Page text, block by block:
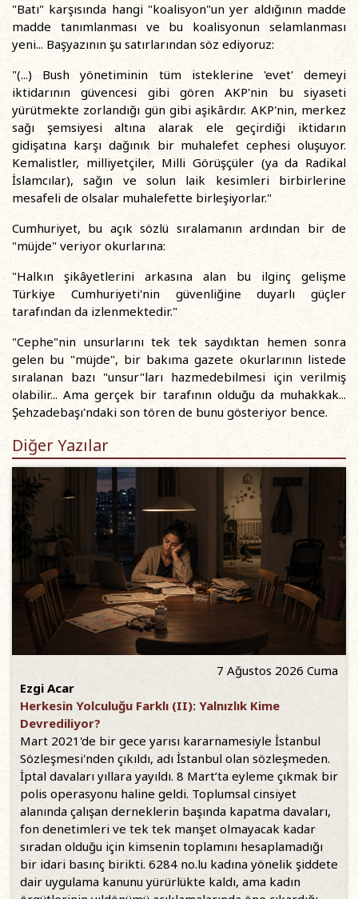
"Batı" karşısında hangi "koalisyon"un yer aldığının madde
madde tanımlanması ve bu koalisyonun selamlanması
yeni... Başyazının şu satırlarından söz ediyoruz:
"(...) Bush yönetiminin tüm isteklerine 'evet' demeyi
iktidarının güvencesi gibi gören AKP'nin bu siyaseti
yürütmekte zorlandığı gün gibi aşikârdır. AKP'nin, merkez
sağı şemsiyesi altına alarak ele geçirdiği iktidarın
gidişatına karşı dağınık bir muhalefet cephesi oluşuyor.
Kemalistler, milliyetçiler, Milli Görüşçüler (ya da Radikal
İslamcılar), sağın ve solun laik kesimleri birbirlerine
mesafeli de olsalar muhalefette birleşiyorlar."
Cumhuriyet, bu açık sözlü sıralamanın ardından bir de
"müjde" veriyor okurlarına:
"Halkın şikâyetlerini arkasına alan bu ilginç gelişme
Türkiye Cumhuriyeti'nin güvenliğine duyarlı güçler
tarafından da izlenmektedir."
"Cephe"nin unsurlarını tek tek saydıktan hemen sonra
gelen bu "müjde", bir bakıma gazete okurlarının listede
sıralanan bazı "unsur"ları hazmedebilmesi için verilmiş
olabilir... Ama gerçek bir tarafının olduğu da muhakkak...
Şehzadebaşı'ndaki son tören de bunu gösteriyor bence.
Diğer Yazılar
7 Ağustos 2026 Cuma
Ezgi Acar
Herkesin Yolculuğu Farklı (II): Yalnızlık Kime
Devrediliyor?
Mart 2021'de bir gece yarısı kararnamesiyle İstanbul
Sözleşmesi'nden çıkıldı, adı İstanbul olan sözleşmeden.
İptal davaları yıllara yayıldı. 8 Mart’ta eyleme çıkmak bir
polis operasyonu haline geldi. Toplumsal cinsiyet
alanında çalışan derneklerin başında kapatma davaları,
fon denetimleri ve tek tek manşet olmayacak kadar
sıradan olduğu için kimsenin toplamını hesaplamadığı
bir idari basınç birikti. 6284 no.lu kadına yönelik şiddete
dair uygulama kanunu yürürlükte kaldı, ama kadın